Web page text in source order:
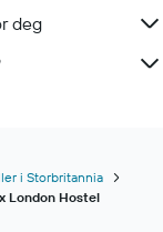
deg
i Storbritannia
London Hostel